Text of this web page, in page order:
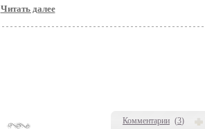
Комментарии (3)
Читать далее